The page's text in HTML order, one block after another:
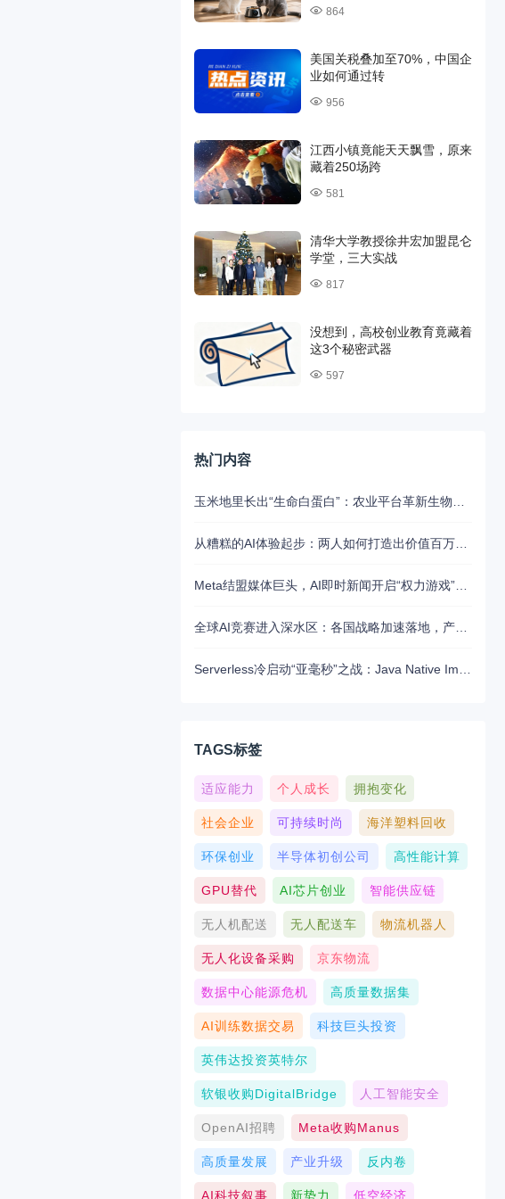
864
美国关税叠加至70%，中国企
业如何通过转
956
江西小镇竟能天天飘雪，原来
藏着250场跨
581
清华大学教授徐井宏加盟昆仑
学堂，三大实战
817
没想到，高校创业教育竟藏着
这3个秘密武器
597
热门内容
从糟糕的AI体验起步：两人如何打造出价值百万美元的UX写作助手
Meta结盟媒体巨头，AI即时新闻开启“权力游戏”新江湖
全球AI竞赛进入深水区：各国战略加速落地，产业融合与算力争夺白热化
TAGS标签
适应能力 个人成长 拥抱变化
社会企业 可持续时尚 海洋塑料回收
环保创业 半导体初创公司 高性能计算
GPU替代 AI芯片创业 智能供应链
无人机配送 无人配送车 物流机器人
无人化设备采购 京东物流
数据中心能源危机 高质量数据集
AI训练数据交易 科技巨头投资
英伟达投资英特尔
软银收购DigitalBridge 人工智能安全
OpenAI招聘 Meta收购Manus
高质量发展 产业升级 反内卷
AI科技叙事 新势力 低空经济